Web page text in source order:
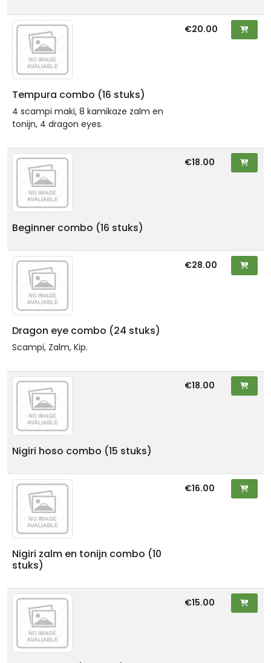
Tempura combo (16 stuks)
4 scampi maki, 8 kamikaze zalm en
tonijn, 4 dragon eyes.
€20.00
Beginner combo (16 stuks)
€18.00
Dragon eye combo (24 stuks)
Scampi, Zalm, Kip.
€28.00
Nigiri hoso combo (15 stuks)
€18.00
Nigiri zalm en tonijn combo (10
stuks)
€16.00
€15.00